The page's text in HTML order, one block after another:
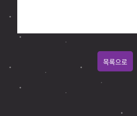
목록으로